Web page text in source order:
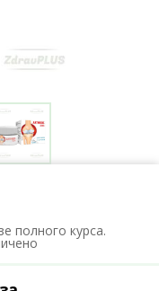
полного курса.